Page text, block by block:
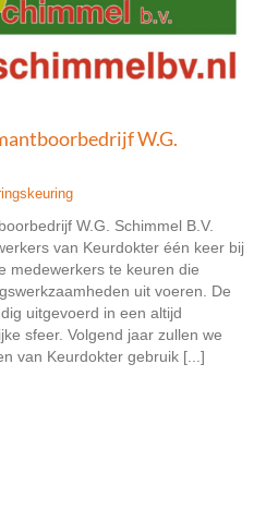
W.G.
W.G. Schimmel B.V.
van Keurdokter één keer bij
medewerkers te keuren die
uit voeren. De
uitgevoerd in een altijd
sfeer. Volgend jaar zullen we
van Keurdokter gebruik [...]